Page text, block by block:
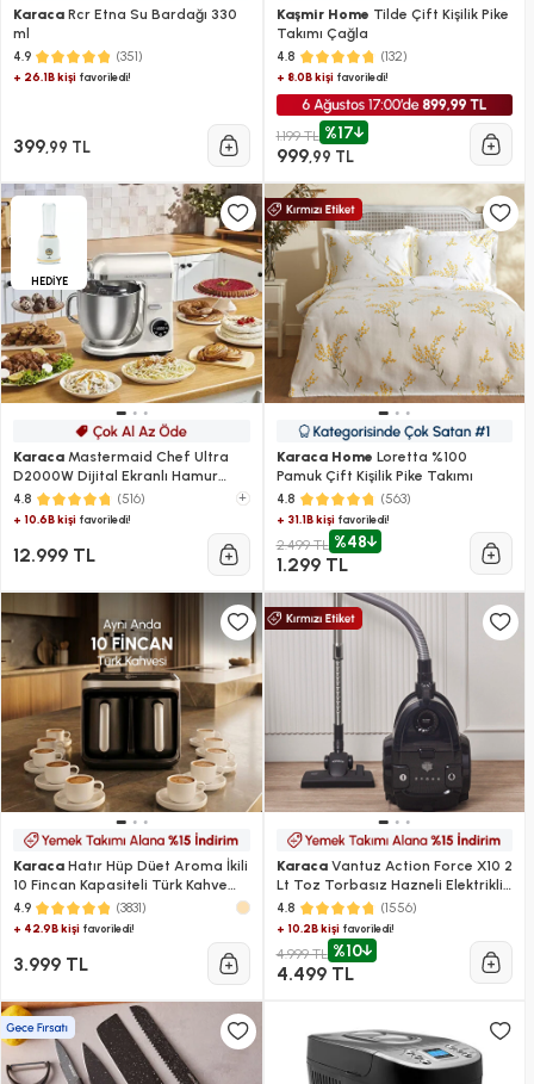
Karaca Rcr Etna Su Bardağı 330
ml
4.9 (351)
+ 26.1B kişi favoriledi!
399,99 TL
Kaşmir Home Tilde Çift Kişilik Pike
Takımı Çağla
4.8 (132)
+ 8.0B kişifavoriledi!
1.199 TL %17
999,99 TL
HEDİYE
Karaca Mastermaid Chef Ultra
D2000W Dijital Ekranlı Hamur
Yoğurma Makinesi Starlight 7L
4.8 (516)
+
+ 10.6B kişi favoriledi!
12.999 TL
Karaca Home Loretta %100
Pamuk Çift Kişilik Pike Takımı
4.8 (563)
+ 31.1B kişifavoriledi!
2.499 TL %48
1.299 TL
Karaca Hatır Hüp Düet Aroma İkili
10 Fincan Kapasiteli Türk Kahve
Makinesi Space Gray
4.9 (3831)
+ 42.9B kişi favoriledi!
3.999 TL
KaracaVantuz Action Force X10 2
Lt Toz Torbasız Hazneli Elektrikli
Süpürge Black 899 W
4.8 (1556)
+ 10.2B kişifavoriledi!
4.999 TL %10
4.499 TL